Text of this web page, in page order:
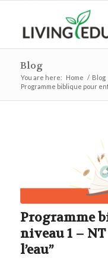
Blog
You are here: Home / Blog
Programme biblique pour
Programme
niveau 1 –
l’eau”